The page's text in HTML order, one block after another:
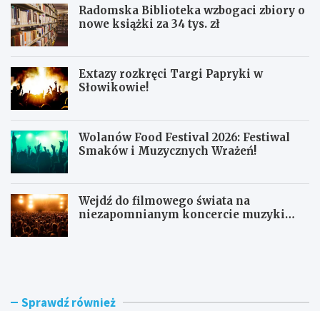
Radomska Biblioteka wzbogaci zbiory o
nowe książki za 34 tys. zł
Extazy rozkręci Targi Papryki w
Słowikowie!
Wolanów Food Festival 2026: Festiwal
Smaków i Muzycznych Wrażeń!
Wejdź do filmowego świata na
niezapomnianym koncercie muzyki
R
s
E
y Sprawdź również